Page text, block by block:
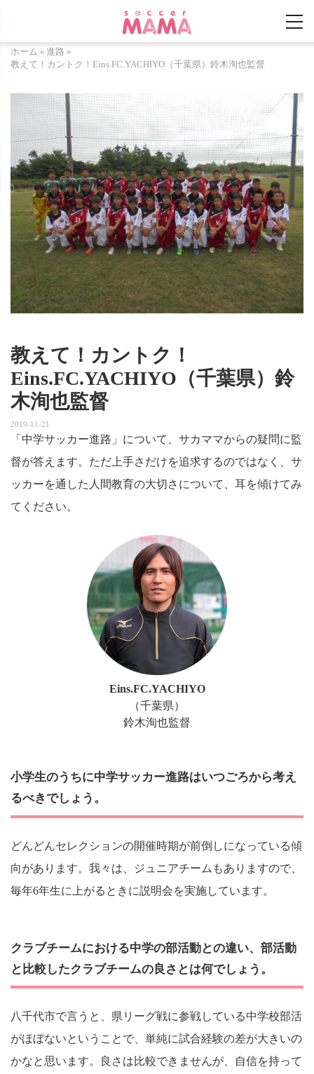
ホーム » 進路 »
教えて！カントク！Eins.FC.YACHIYO（千葉県）鈴木洵也監督
教えて！カントク！
Eins.FC.YACHIYO（千葉県）鈴
木洵也監督
2019-11-21
「中学サッカー進路」について、サカママからの疑問に監
督が答えます。ただ上手さだけを追求するのではなく、サ
ッカーを通した人間教育の大切さについて、耳を傾けてみ
てください。
Eins.FC.YACHIYO
（千葉県）
鈴木洵也監督
小学生のうちに中学サッカー進路はいつごろから考え
るべきでしょう。
どんどんセレクションの開催時期が前倒しになっている傾
向があります。我々は、ジュニアチームもありますので、
毎年6年生に上がるときに説明会を実施しています。
クラブチームにおける中学の部活動との違い、部活動
と比較したクラブチームの良さとは何でしょう。
八千代市で言うと、県リーグ戦に参戦している中学校部活
がほぼないということで、単純に試合経験の差が大きいの
かなと思います。良さは比較できませんが、自信を持って